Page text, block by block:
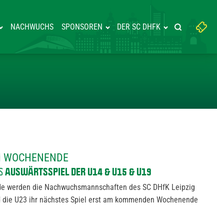
NACHWUCHS SPONSOREN DER SC DHFK
Suchbegriff
eingeben:
Suche
AUSWÄRTSSPIEL DER U14 & U15 & U19
werden die Nachwuchsmannschaften des SC DHfK Leipzig
U23 ihr nächstes Spiel erst am kommenden Wochenende